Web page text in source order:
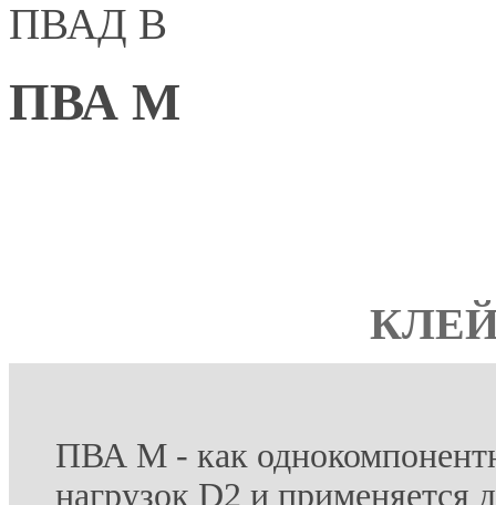
ПВАД В
ПВА М
ПВА М - как
нагрузок D2 и применяется